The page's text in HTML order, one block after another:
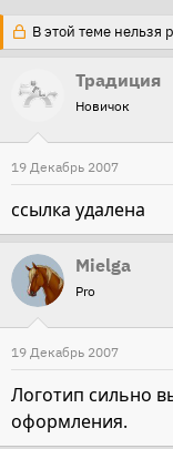
т
о
р
т
е
м
ы
т
а
н
а
л
а
В этой теме нельзя
Традиция
Новичок
19 Декабрь 2007
ссылка удалена
Mielga
Pro
19 Декабрь 2007
Логотип сильно
оформления.